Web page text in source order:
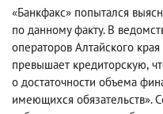
«Банкфакс» попытался
по данному факту. В
операторов Алтайского
превышает кредиторскую,
о достаточности объема
имеющихся обязательств».